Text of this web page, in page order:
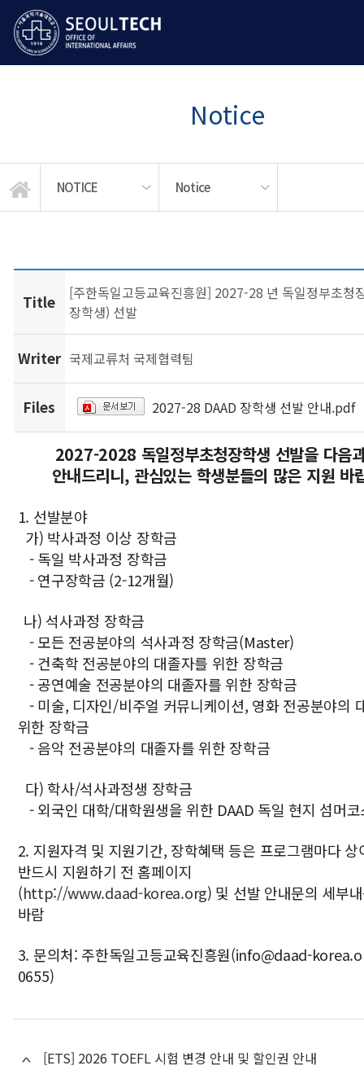
Notice
NOTICE Notice
ABOUT US
APPLY
GLOBAL MOBILITY
STUDENT SERVICES
LANGUAGE EDUCATION
NOTICE
Notice
News & Events
Title
[주한독일고등교육진흥원] 2027-28 년 독일정부초청
장학생) 선발
Writer 국제교류처 국제협력팀
Files 2027-28 DAAD 장학생 선발 안내.pdf
2027-2028 독일정부초청장학생 선발을 다음
안내드리니, 관심있는 학생분들의 많은 지원 바
1. 선발분야
가) 박사과정 이상 장학금
- 독일 박사과정 장학금
- 연구장학금 (2-12개월)
나) 석사과정 장학금
- 모든 전공분야의 석사과정 장학금(Master)
- 건축학 전공분야의 대졸자를 위한 장학금
- 공연예술 전공분야의 대졸자를 위한 장학금
- 미술, 디자인/비주얼 커뮤니케이션, 영화 전공분야의
위한 장학금
- 음악 전공분야의 대졸자를 위한 장학금
다) 학사/석사과정생 장학금
- 외국인 대학/대학원생을 위한 DAAD 독일 현지 섬머
2. 지원자격 및 지원기간, 장학혜택 등은 프로그램마다 상
반드시 지원하기 전 홈페이지
(http://www.daad-korea.org) 및 선발 안내문의 세부
바람
3. 문의처: 주한독일고등교육진흥원(info@daad-
0655)
[ETS] 2026 TOEFL 시험 변경 안내 및 할인권 안내